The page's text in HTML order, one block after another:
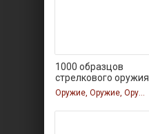
1000 образцов
стрелкового оружия
Оружие, Оружие, Оружие